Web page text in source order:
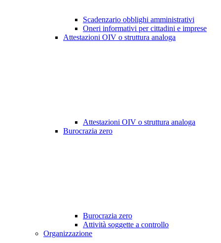
Scadenzario obblighi amministrativi
Oneri informativi per cittadini e imprese
Attestazioni OIV o struttura analoga
Attestazioni OIV o struttura analoga
Burocrazia zero
Burocrazia zero
Attività soggette a controllo
Organizzazione